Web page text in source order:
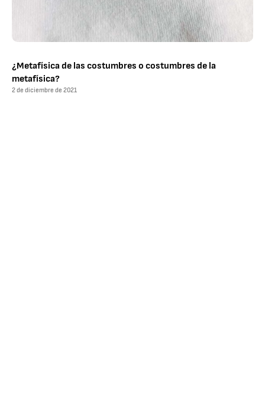
¿Metafísica de las costumbres o costumbres de la
metafísica?
2 de diciembre de 2021